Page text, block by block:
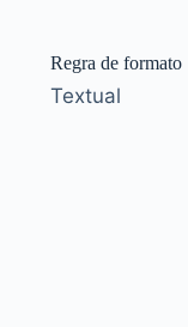
Regra de formato
Textual